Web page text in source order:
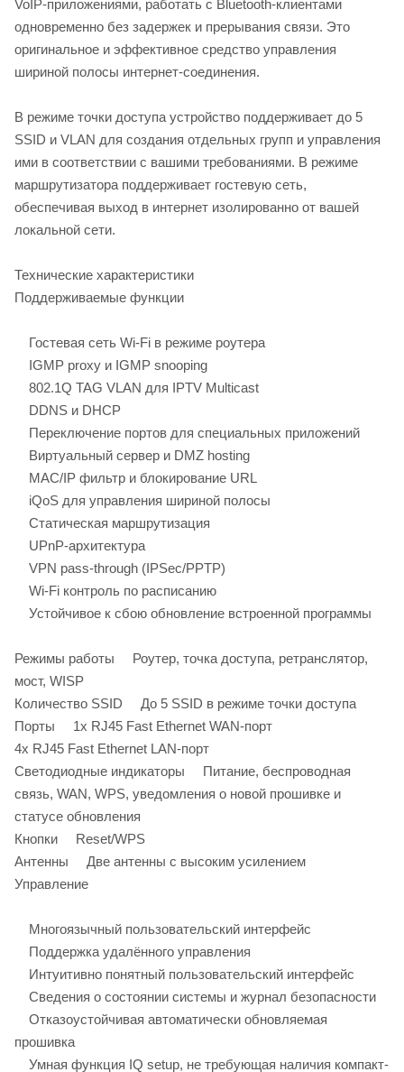
VoIP-приложениями, работать с Bluetooth-клиентами
одновременно без задержек и прерывания связи. Это
оригинальное и эффективное средство управления
шириной полосы интернет-соединения.
В режиме точки доступа устройство поддерживает до 5
SSID и VLAN для создания отдельных групп и управления
ими в соответствии с вашими требованиями. В режиме
маршрутизатора поддерживает гостевую сеть,
обеспечивая выход в интернет изолированно от вашей
локальной сети.
Технические характеристики
Поддерживаемые функции
Гостевая сеть Wi-Fi в режиме роутера
IGMP proxy и IGMP snooping
802.1Q TAG VLAN для IPTV Мulticast
DDNS и DHCP
Переключение портов для специальных приложений
Виртуальный сервер и DMZ hosting
MAC/IP фильтр и блокирование URL
iQoS для управления шириной полосы
Статическая маршрутизация
UPnP-архитектура
VPN pass-through (IPSec/PPTP)
Wi-Fi контроль по расписанию
Устойчивое к сбою обновление встроенной программы
Режимы работы Роутер, точка доступа, ретранслятор,
мост, WISP
Количество SSID До 5 SSID в режиме точки доступа
Порты 1x RJ45 Fast Ethernet WAN-порт
4x RJ45 Fast Ethernet LAN-порт
Светодиодные индикаторы Питание, беспроводная
связь, WAN, WPS, уведомления о новой прошивке и
статусе обновления
Кнопки Reset/WPS
Антенны Две антенны с высоким усилением
Управление
Многоязычный пользовательский интерфейс
Поддержка удалённого управления
Интуитивно понятный пользовательский интерфейс
Сведения о состоянии системы и журнал безопасности
Отказоустойчивая автоматически обновляемая
прошивка
Умная функция IQ setup, не требующая наличия компакт-